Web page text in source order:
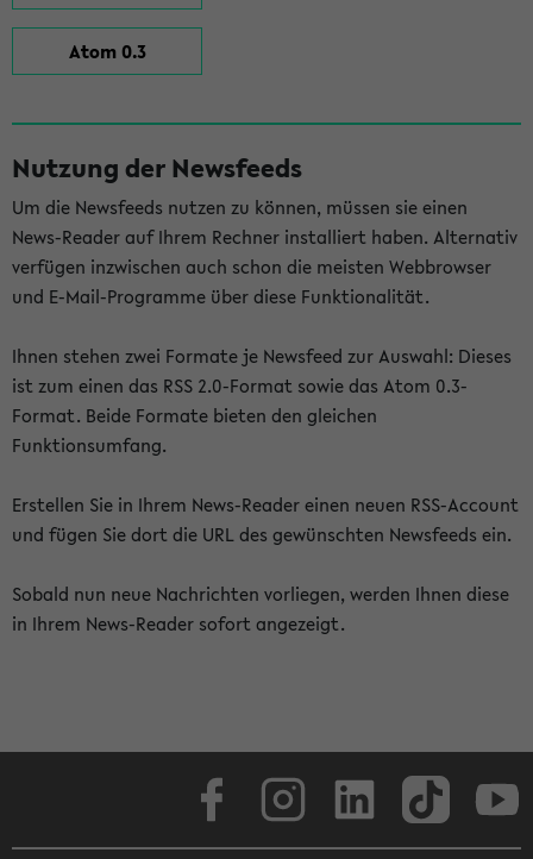
Atom 0.3
Nutzung der Newsfeeds
Um die Newsfeeds nutzen zu können, müssen sie einen
News-Reader auf Ihrem Rechner installiert haben. Alternativ
verfügen inzwischen auch schon die meisten Webbrowser
und E-Mail-Programme über diese Funktionalität.
Ihnen stehen zwei Formate je Newsfeed zur Auswahl: Dieses
ist zum einen das RSS 2.0-Format sowie das Atom 0.3-
Format. Beide Formate bieten den gleichen
Funktionsumfang.
Erstellen Sie in Ihrem News-Reader einen neuen RSS-Account
und fügen Sie dort die URL des gewünschten Newsfeeds ein.
Sobald nun neue Nachrichten vorliegen, werden Ihnen diese
in Ihrem News-Reader sofort angezeigt.